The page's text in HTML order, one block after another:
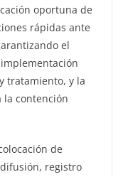
oportuna de
rápidas ante
el
tratamiento, y la
contención
de
registro